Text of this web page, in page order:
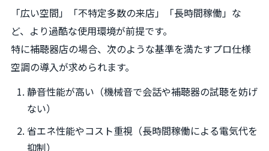
「広い空間」「不特定多数の来店」「長時間稼働」な
ど、より過酷な使用環境が前提です。
特に補聴器店の場合、次のような基準を満たすプロ仕様
空調の導入が求められます。
静音性能が高い（機械音で会話や補聴器の試聴を妨げ
ない）
省エネ性能やコスト重視（長時間稼働による電気代を
抑制）